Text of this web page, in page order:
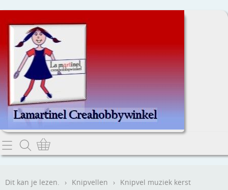
Home
Dit kan je lezen. › Knipvellen › Knipvel muziek kerst